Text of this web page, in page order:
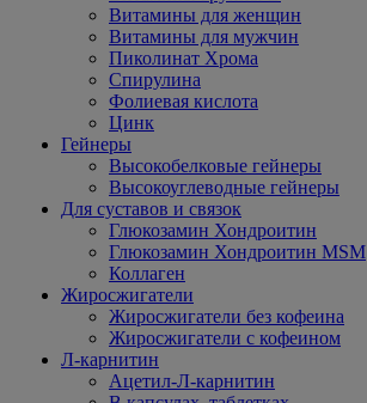
Витамины для женщин
Витамины для мужчин
Пиколинат Хрома
Спирулина
Фолиевая кислота
Цинк
Гейнеры
Высокобелковые гейнеры
Высокоуглеводные гейнеры
Для суставов и связок
Глюкозамин Хондроитин
Глюкозамин Хондроитин MSM
Коллаген
Жиросжигатели
Жиросжигатели без кофеина
Жиросжигатели с кофеином
Л-карнитин
Ацетил-Л-карнитин